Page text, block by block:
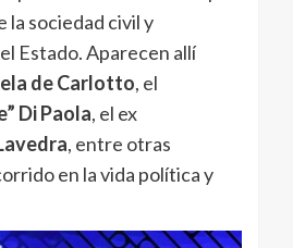
la sociedad civil y
Estado. Aparecen allí
de Carlotto, el
Di Paola, el ex
, entre otras
en la vida política y